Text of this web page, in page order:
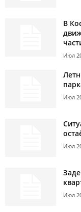
В
Июл
Июл
Июл
Июл